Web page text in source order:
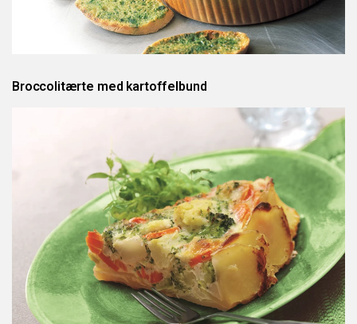
Broccolitærte med kartoffelbund